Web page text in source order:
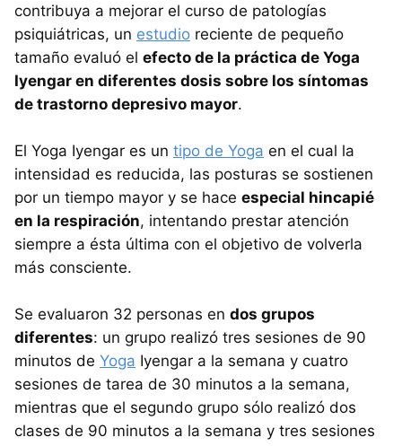
contribuya a mejorar el curso de patologías
psiquiátricas, un estudio reciente de pequeño
tamaño evaluó el efecto de la práctica de Yoga
Iyengar en diferentes dosis sobre los síntomas
de trastorno depresivo mayor.
El Yoga Iyengar es un tipo de Yoga en el cual la
intensidad es reducida, las posturas se sostienen
por un tiempo mayor y se hace especial hincapié
en la respiración, intentando prestar atención
siempre a ésta última con el objetivo de volverla
más consciente.
Se evaluaron 32 personas en dos grupos
diferentes: un grupo realizó tres sesiones de 90
minutos de Yoga Iyengar a la semana y cuatro
sesiones de tarea de 30 minutos a la semana,
mientras que el segundo grupo sólo realizó dos
clases de 90 minutos a la semana y tres sesiones